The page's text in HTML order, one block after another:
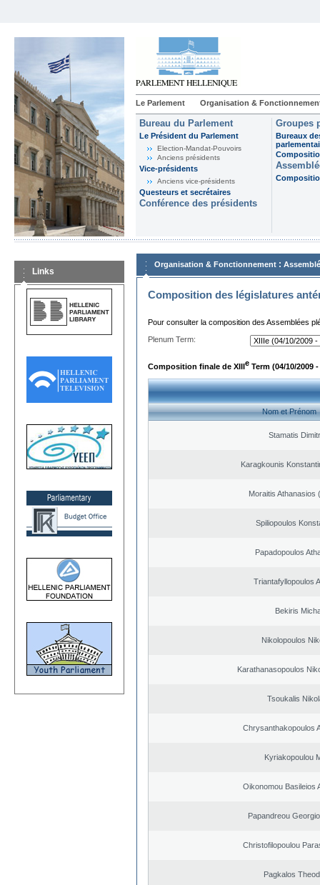
Le Parlement Organisation &
Bureau du Parlement
Le Président du Parlement
Election-Mandat-Pouvoirs
Anciens présidents
Vice-présidents
Anciens vice-présidents
Questeurs et secrétaires
Conférence des présidents
Groupes
Bureaux
Links
Organisation & Fonctionnement :
Composition des législatures
Pour consulter la composition des Assemblées
Plenum Term:
Composition finale de XIIIe Term (04/10/2009 -
Nom et Prénom
Stamatis
Karagkounis
Moraitis Athanasios
Spiliopoulos
Papadopoulos
Triantafyllopoulos
Bekiris
Nikolopoulos
Karathanasopoulos
Tsoukalis
Chrysanthakopoulos
Kyriakopoulou
Oikonomou Basileios
Papandreou
Christofilopoulou
Pagkalos